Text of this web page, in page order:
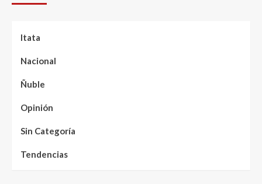
Itata
Nacional
Ñuble
Opinión
Sin Categoría
Tendencias